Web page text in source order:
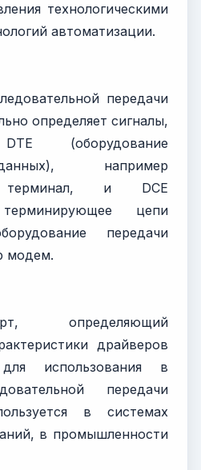
технологическими
автоматизации.
передачи
определяет сигналы,
(оборудование
например
терминал, и DCE
цепи
передачи
модем.
определяющий
драйверов
использования в
передачи
в системах
в промышленности